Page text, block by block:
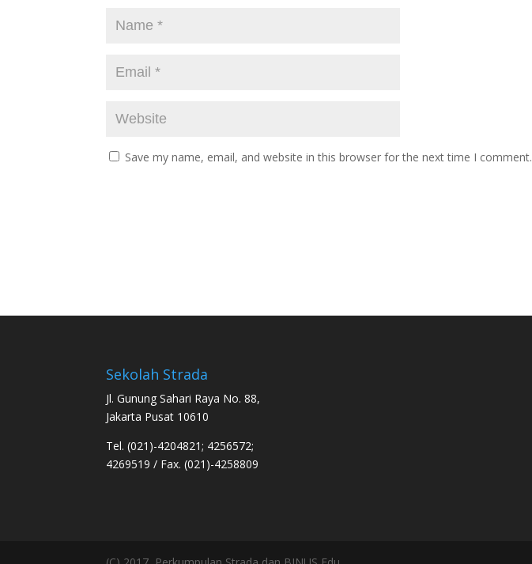
Save my name, email, and website in this browser for the next time I comment.
Sekolah Strada
Jl. Gunung Sahari Raya No. 88,
Jakarta Pusat 10610
Tel. (021)-4204821; 4256572;
4269519 / Fax. (021)-4258809